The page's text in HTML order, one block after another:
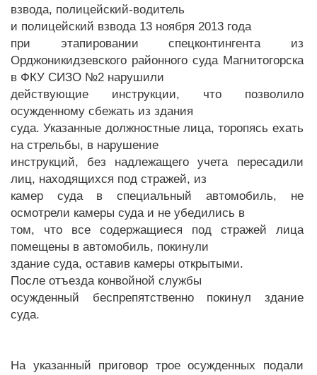
взвода, полицейский-водитель
и полицейский взвода 13 ноября 2013 года
при этапировании спецконтингента из
Орджоникидзевского районного суда Магнитогорска
в ФКУ СИЗО №2 нарушили
действующие инструкции, что позволило
осужденному сбежать из здания
суда. Указанные должностные лица, торопясь ехать
на стрельбы, в нарушение
инструкций, без надлежащего учета пересадили
лиц, находящихся под стражей, из
камер суда в специальный автомобиль, не
осмотрели камеры суда и не убедились в
том, что все содержащиеся под стражей лица
помещены в автомобиль, покинули
здание суда, оставив камеры открытыми.
После отъезда конвойной службы
осужденный беспрепятственно покинул здание
суда.
На указанный приговор трое осужденных подали